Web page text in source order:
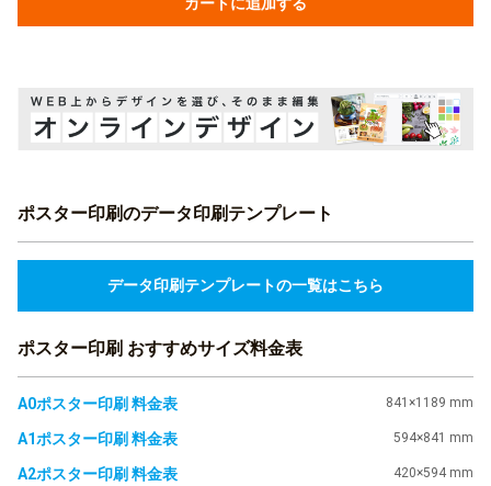
ポスター印刷のデータ印刷テンプレート
データ印刷テンプレートの一覧はこちら
ポスター印刷 おすすめサイズ料金表
A0ポスター印刷 料金表 841×1189 mm
A1ポスター印刷 料金表 594×841 mm
A2ポスター印刷 料金表 420×594 mm